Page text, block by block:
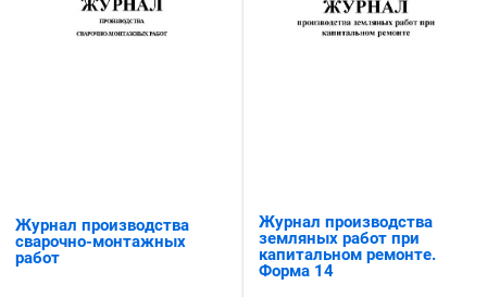
Журнал производства
сварочно-монтажных
работ
Журнал производства
земляных работ при
капитальном ремонте.
Форма 14